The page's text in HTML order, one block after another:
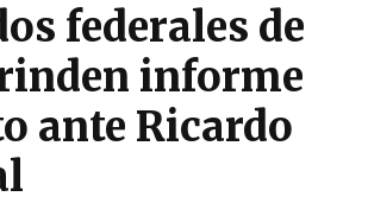
federales de
informe
ante Ricardo